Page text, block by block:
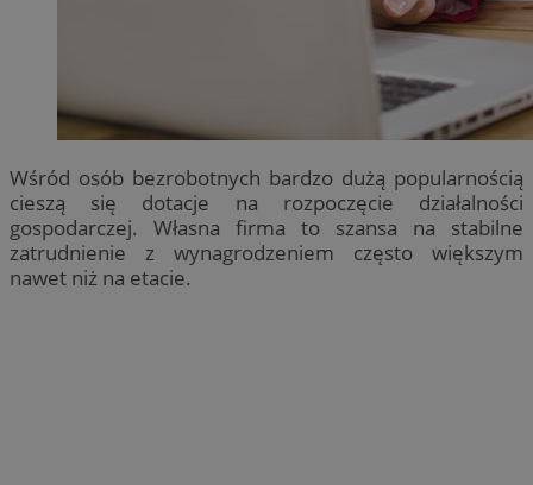
Wśród osób bezrobotnych bardzo dużą popularnością
cieszą się dotacje na rozpoczęcie działalności
gospodarczej. Własna firma to szansa na stabilne
zatrudnienie z wynagrodzeniem często większym
nawet niż na etacie.